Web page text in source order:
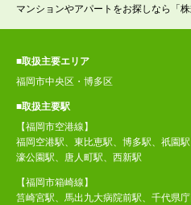
マンションやアパートをお探しなら「
■取扱主要エリア
福岡市中央区・博多区
■取扱主要駅
【福岡市空港線】
福岡空港駅、東比恵駅、博多駅、祇園
濠公園駅、唐人町駅、西新駅
【福岡市箱崎線】
筥崎宮駅、馬出九大病院前駅、千代県